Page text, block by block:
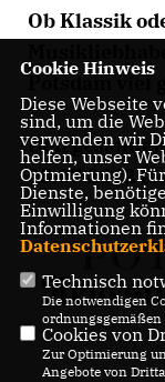
Ob Klassik
Potsdam viel
Den
08.07.2022
Cookie Hinweis
Diese Webseite
sind, um die
verwenden wir
helfen, unser
Optmierung).
Dienste,
Einwilligung
Informationen
Technisch
Die notwendigen
ordnungsgemäßen
Cookies von
Zur Optimierung
Angebote von